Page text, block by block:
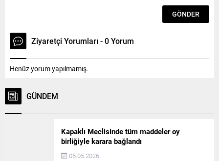
Ziyaretçi Yorumları - 0 Yorum
Henüz yorum yapılmamış.
GÜNDEM
Kapaklı Meclisinde tüm maddeler oy
birliğiyle karara bağlandı
05.05.2026